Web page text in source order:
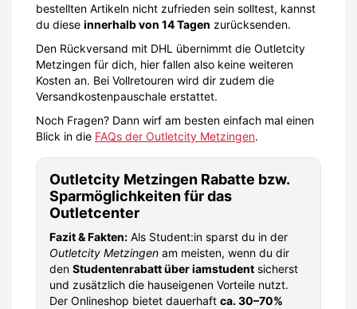
bestellten Artikeln nicht zufrieden sein solltest, kannst
du diese innerhalb von 14 Tagen zurücksenden.
Den Rückversand mit DHL übernimmt die Outletcity
Metzingen für dich, hier fallen also keine weiteren
Kosten an. Bei Vollretouren wird dir zudem die
Versandkostenpauschale erstattet.
Noch Fragen? Dann wirf am besten einfach mal einen
Blick in die FAQs der Outletcity Metzingen.
Outletcity Metzingen Rabatte bzw.
Sparmöglichkeiten für das
Outletcenter
Fazit & Fakten: Als Student:in sparst du in der
Outletcity Metzingen am meisten, wenn du dir
den Studentenrabatt über iamstudent sicherst
und zusätzlich die hauseigenen Vorteile nutzt.
Der Onlineshop bietet dauerhaft ca. 30–70%